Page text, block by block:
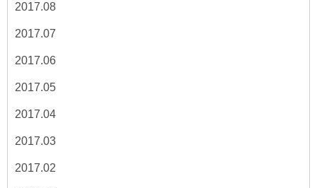
2017.08
2017.07
2017.06
2017.05
2017.04
2017.03
2017.02